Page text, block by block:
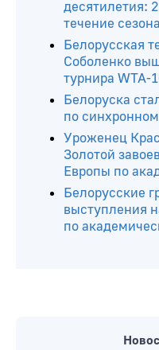
десятилетия:
течение сезона
Белорусская
Соболенко
турнира WTA-
Белоруска
по
Уроженец
Золотой
Европы по
Белорусские
выступления
по